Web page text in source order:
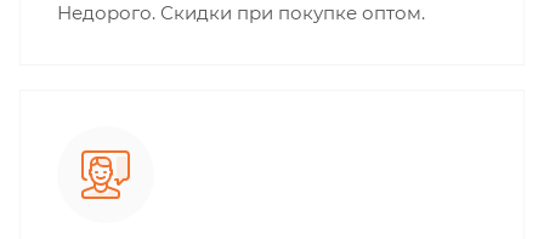
Недорого. Скидки при покупке оптом.